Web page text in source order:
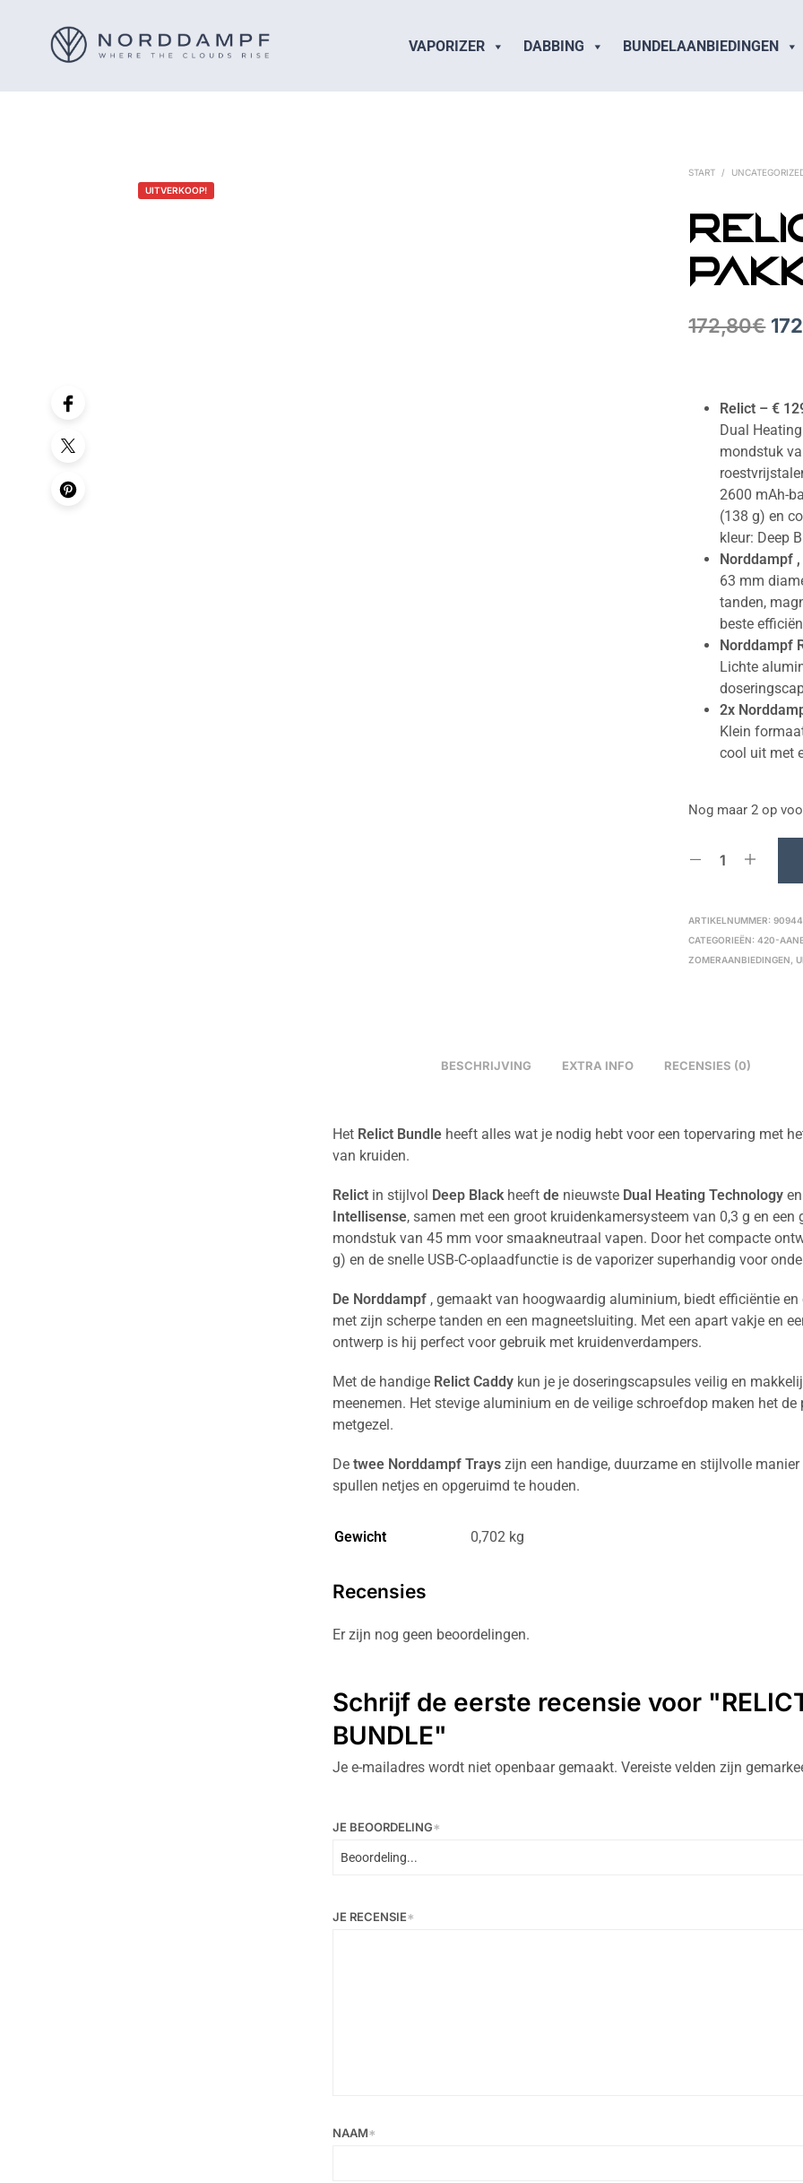
VAPORIZER DABBING BUNDELAANBIEDINGEN
UITVERKOOP!
START /
172,80€
Relict – €
Dual
mondstuk
2600 mAh-
(138 g) en
kleur: Deep
Norddampf
63 mm
tanden,
beste
Norddampf
Lichte
2x
Klein
cool uit met
Nog maar 2 op
ARTIKELNUMMER:90944
CATEGORIEËN:420-
ZOMERAANBIEDINGEN,
BESCHRIJVING EXTRA INFO RECENSIES (0)
Het Relict Bundle heeft alles wat je nodig hebt voor een topervaring met
van kruiden.
Relict in stijlvol Deep Blackheeft de nieuwste Dual Heating Technology en
Intellisense, samen met een groot kruidenkamersysteem van 0,3 g en een
mondstuk van 45 mm voor smaakneutraal vapen. Door het compacte
g) en de snelle USB-C-oplaadfunctie is de vaporizer superhandig voor
De Norddampf , gemaakt van hoogwaardig aluminium, biedt efficiëntie
met zijn scherpe tanden en een magneetsluiting. Met een apart vakje en
ontwerp is hij perfect voor gebruik met kruidenverdampers.
Met de handige Relict Caddy kun je je doseringscapsules veilig en
meenemen. Het stevige aluminium en de veilige schroefdop maken het de
metgezel.
De twee Norddampf Trays zijn een handige, duurzame en stijlvolle manier
spullen netjes en opgeruimd te houden.
Gewicht 0,702 kg
Recensies
Er zijn nog geen beoordelingen.
Schrijf de eerste recensie voor
BUNDLE"
Je e-mailadres wordt niet openbaar gemaakt. Vereiste velden zijn
JE BEOORDELING*
JE RECENSIE*
NAAM*